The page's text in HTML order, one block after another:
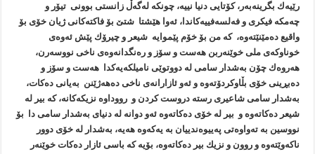
رێیەك بگرینەبەر، كۆتایی دنیا نییە، چونكە لەگەڵ زانستی بوونی تیۆر و
چەمكە فیكری و فەلسەفییەكاندا، ئەوا هێشتا شتێ بۆ فاكتەكانی ژیان خۆی بۆ
واقیع دەمێنێتەوە، كە من بۆ خۆم پێموایە شیعر و چیرۆك پێش ئەوەی
خوناوكەی ملی خوێنەربن هەست و سۆز و رەنگدانەوەی ناخی نووسەرن،
هەروەك چۆن بەشدار سامی لە دووتوێی نامیلكەیەكدا هەست و سۆز و
دەبڕینی خۆی بڵاوكردۆتەوە و ئەو ئازارانەی ناخی دەهەژێنن بەیانی دەكات،
بەشدار سامی شاعیری رستە دروست كردن و رووداوە نزیكەكانە، كە بیر لە
شیعر دەكاتەوە و بیر لە خۆی دەكاتەوە ئەو دوانە لە دنیای بەشدار سامی دا بۆ
نووسین بە تەواوەتی پەییوەندییان بە یەكەوە هەیە، بەشدار لە خۆی دوور
ناكەوێتەوە و روون و نزیك بیر دەكاتەوە، بۆیە كە باسی ئازار دەكات خوێنەر